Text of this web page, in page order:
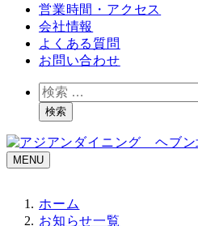
営業時間・アクセス
会社情報
よくある質問
お問い合わせ
検
索検索
MENU
ホーム
お知らせ一覧